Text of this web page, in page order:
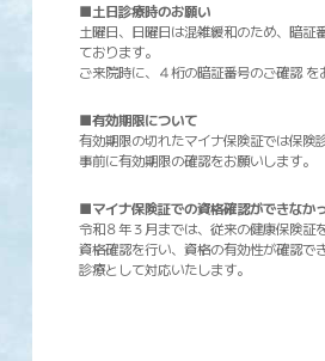
■土日診療時のお願い
土曜日、日曜日は混雑緩和のため、暗証
ております。
ご来院時に、４桁の暗証番号のご確認 を
■有効期限について
有効期限の切れたマイナ保険証では保険
事前に有効期限の確認をお願いします。
■マイナ保険証での資格確認ができなか
令和８年３月までは、従来の健康保険証
資格確認を行い、資格の有効性が確認で
診療として対応いたします。